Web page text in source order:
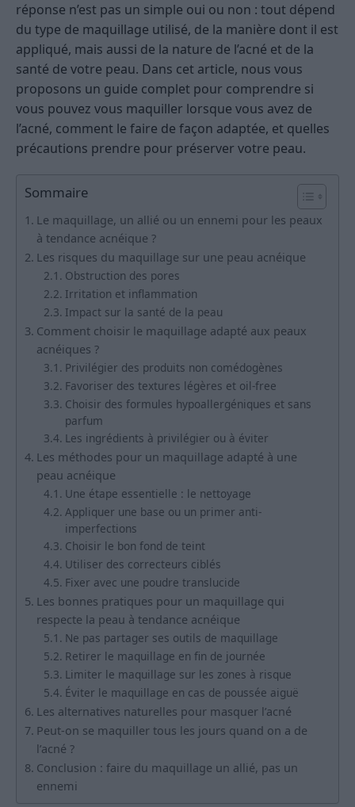
réponse n’est pas un simple oui ou non : tout dépend
du type de maquillage utilisé, de la manière dont il est
appliqué, mais aussi de la nature de l’acné et de la
santé de votre peau. Dans cet article, nous vous
proposons un guide complet pour comprendre si
vous pouvez vous maquiller lorsque vous avez de
l’acné, comment le faire de façon adaptée, et quelles
précautions prendre pour préserver votre peau.
Sommaire
Le maquillage, un allié ou un ennemi pour les peaux
à tendance acnéique ?
Les risques du maquillage sur une peau acnéique
Obstruction des pores
Irritation et inflammation
Impact sur la santé de la peau
Comment choisir le maquillage adapté aux peaux
acnéiques ?
Privilégier des produits non comédogènes
Favoriser des textures légères et oil-free
Choisir des formules hypoallergéniques et sans
parfum
Les ingrédients à privilégier ou à éviter
Les méthodes pour un maquillage adapté à une
peau acnéique
Une étape essentielle : le nettoyage
Appliquer une base ou un primer anti-
imperfections
Choisir le bon fond de teint
Utiliser des correcteurs ciblés
Fixer avec une poudre translucide
Les bonnes pratiques pour un maquillage qui
respecte la peau à tendance acnéique
Ne pas partager ses outils de maquillage
Retirer le maquillage en fin de journée
Limiter le maquillage sur les zones à risque
Éviter le maquillage en cas de poussée aiguë
Les alternatives naturelles pour masquer l’acné
Peut-on se maquiller tous les jours quand on a de
l’acné ?
Conclusion : faire du maquillage un allié, pas un
ennemi